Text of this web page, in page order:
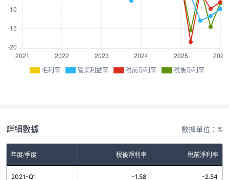
毛利率 營業利益率 稅前淨利率 稅後淨利率
詳細數據 數據單位：%
年度/季度 稅後淨利率 稅前淨利率
2021-Q1 -1.58 -2.54